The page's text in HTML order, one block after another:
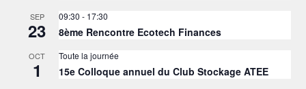
SEP
23
09:30 - 17:30
8ème Rencontre Ecotech Finances
OCT
1
Toute la journée
15e Colloque annuel du Club Stockage ATEE